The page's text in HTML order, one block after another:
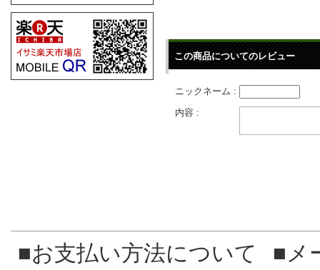
この商品についてのレビュー
ニックネーム :
内容 :
■お支払い方法について
■メ